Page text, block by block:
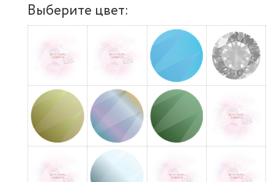
Выберите цвет: